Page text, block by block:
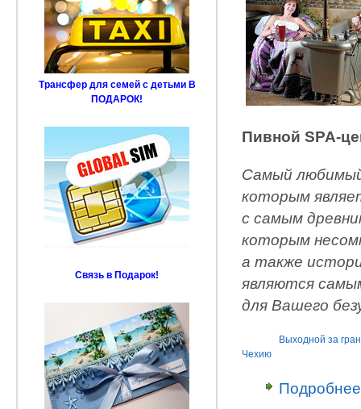
Пивной SPA-
Самый
которым
с самым
которым
а также
являются
для Вашего
Выходной за
Чехию
Подробнее
Трансфер для семей с детьми В
ПОДАРОК!
Связь в Подарок!